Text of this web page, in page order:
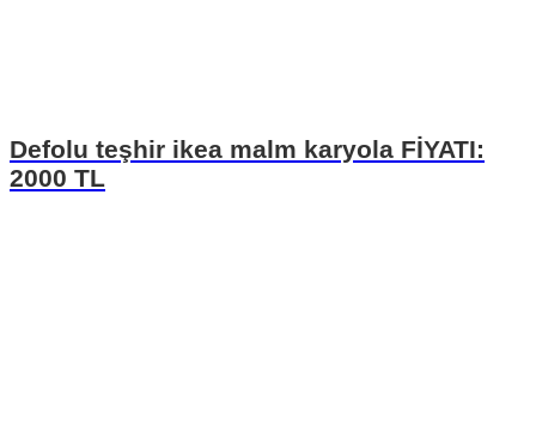
Defolu teşhir ikea malm karyola FİYATI:
2000 TL